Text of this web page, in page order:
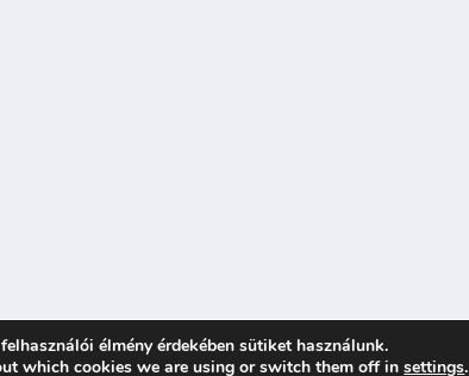
élmény érdekében sütiket használunk.
which cookies we are using or switch them off insettings.